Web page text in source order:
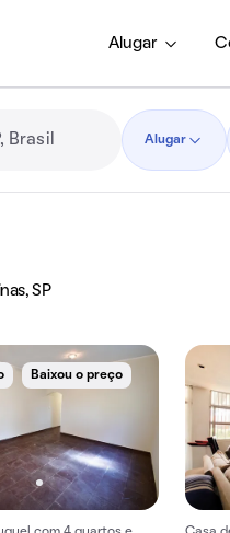
Alugar
Alugar
SP
Baixou o preço